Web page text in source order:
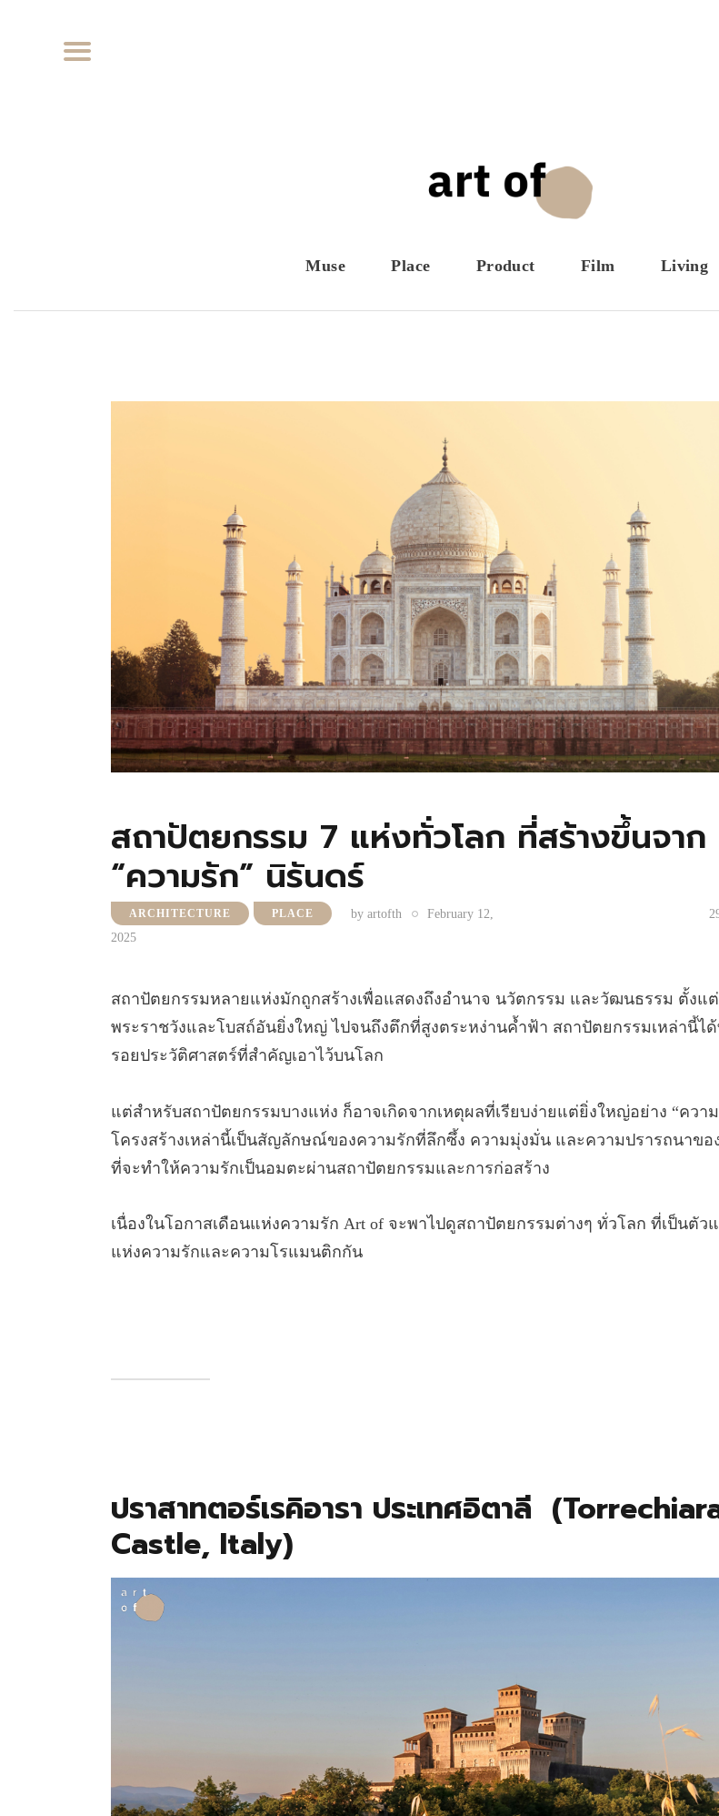
Muse Place Product Film Living
สถาปัตยกรรม 7 แห่งทั่วโลก ที่สร้างขึ้นจาก
“ความรัก” นิรันดร์
ARCHITECTURE PLACE by artofth
February 12,
2025
สถาปัตยกรรมหลายแห่งมักถูกสร้างเพื่อแสดงถึงอำนาจ นวัตกรรม และวัฒนธรรม ตั้งแต่
พระราชวังและโบสถ์อันยิ่งใหญ่ ไปจนถึงตึกที่สูงตระหง่านค้ำฟ้า สถาปัตยกรรมเหล่านี้ได้
รอยประวัติศาสตร์ที่สำคัญเอาไว้บนโลก
แต่สำหรับสถาปัตยกรรมบางแห่ง ก็อาจเกิดจากเหตุผลที่เรียบง่ายแต่ยิ่งใหญ่อย่าง “ควา
โครงสร้างเหล่านี้เป็นสัญลักษณ์ของความรักที่ลึกซึ้ง ความมุ่งมั่น และความปรารถนาขอ
ที่จะทำให้ความรักเป็นอมตะผ่านสถาปัตยกรรมและการก่อสร้าง
เนื่องในโอกาสเดือนแห่งความรัก Art of จะพาไปดูสถาปัตยกรรมต่างๆ ทั่วโลก ที่เป็นตัว
แห่งความรักและความโรแมนติกกัน
ปราสาทตอร์เรคิอารา ประเทศอิตาลี
Castle, Italy)